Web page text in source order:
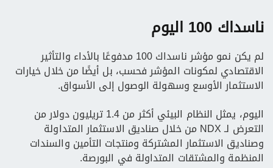
ناسداك 100 اليوم
لم يكن نمو مؤشر ناسداك 100 مدفوعًا بالأداء والتأثير
الاقتصادي لمكونات المؤشر فحسب، بل أيضًا من خلال خيارات
الاستثمار الأوسع وسهولة الوصول إلى الأسواق.
اليوم، يمثل النظام البيئي أكثر من 1.4 تريليون دولار من
التعرض لـ NDX من خلال صناديق الاستثمار المتداولة
وصناديق الاستثمار المشتركة ومنتجات التأمين والسندات
المنظمة والمشتقات المتداولة في البورصة.